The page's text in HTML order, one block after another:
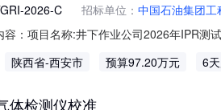
2026-C 招标单位： 中国石油集团
容：项目名称:井下作业公司2026年IPR测
陕西省-西安市 预算97.20万元 6
体检测仪校准